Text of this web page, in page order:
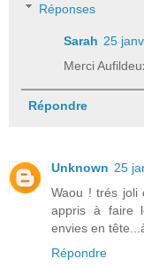
Réponses
Sarah 25
Merci
Répondre
Unknown 25
Waou ! trés joli
appris à faire
envies en
Répondre